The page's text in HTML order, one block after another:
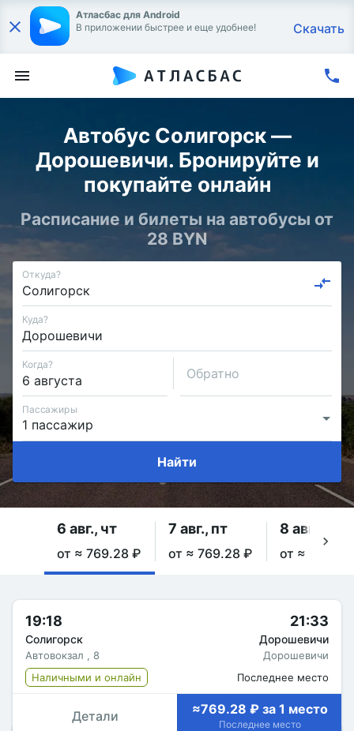
Атласбас для Android
В приложении быстрее и еще удобнее!
Скачать
Автобус Солигорск —
Дорошевичи. Бронируйте и
покупайте онлайн
Расписание и билеты на автобусы от
28 BYN
Откуда?
Куда?
Когда?
Обратно
Пассажиры
Найти
6 авг., чт
от ≈ 769.28 ₽
7 авг., пт
от ≈ 769.28 ₽
8 авг., сб
от ≈
19:18
Солигорск
Автовокзал , 8
21:33
Дорошевичи
Дорошевичи
Наличными и онлайн
Последнее место
Детали ≈769.28 ₽ за 1 место
Последнее место